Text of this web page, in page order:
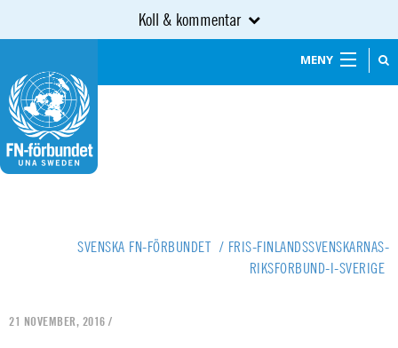
Koll & kommentar
MENY
SVENSKA FN-FÖRBUNDET / FRIS-FINLANDSSVENSKARNAS-
RIKSFORBUND-I-SVERIGE
21 NOVEMBER, 2016 /